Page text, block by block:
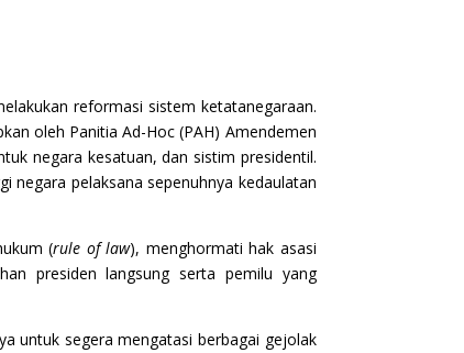
reformasi sistem ketatanegaraan.
oleh Panitia Ad-Hoc (PAH) Amendemen
negara kesatuan, dan sistim presidentil.
negara pelaksana sepenuhnya kedaulatan
(rule of law), menghormati hak asasi
presiden langsung serta pemilu yang
untuk segera mengatasi berbagai gejolak